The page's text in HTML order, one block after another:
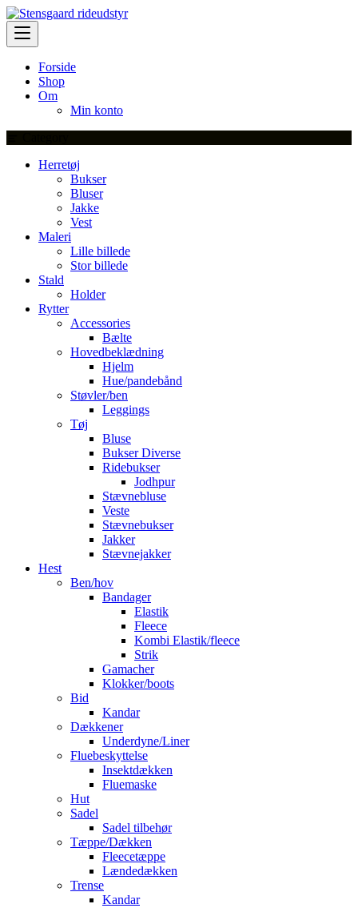
Skip
to
content
Forside
Shop
Om
Min konto
Herretøj
Bukser
Bluser
Jakke
Vest
Maleri
Lille billede
Stor billede
Stald
Holder
Rytter
Accessories
Bælte
Hovedbeklædning
Hjelm
Hue/pandebånd
Støvler/ben
Leggings
Tøj
Bluse
Bukser Diverse
Ridebukser
Jodhpur
Stævnebluse
Veste
Stævnebukser
Jakker
Stævnejakker
Hest
Ben/hov
Bandager
Elastik
Fleece
Kombi Elastik/fleece
Strik
Gamacher
Klokker/boots
Bid
Kandar
Dækkener
Underdyne/Liner
Fluebeskyttelse
Insektdækken
Fluemaske
Hut
Sadel
Sadel tilbehør
Tæppe/Dækken
Fleecetæppe
Lændedækken
Trense
Kandar